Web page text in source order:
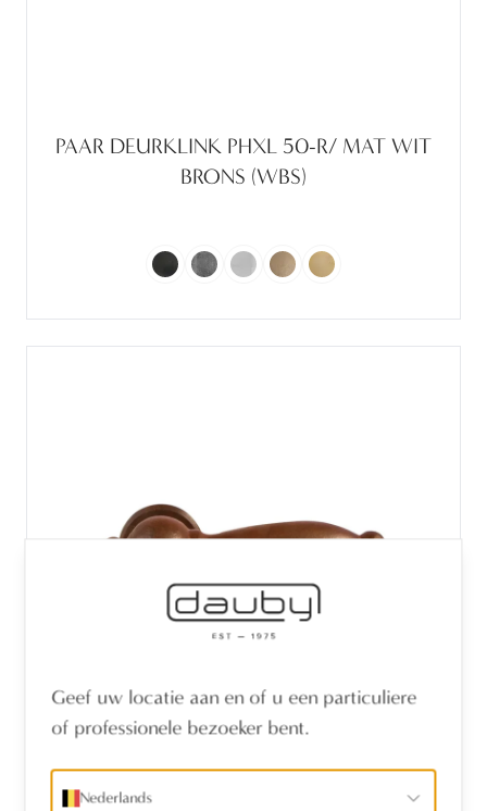
PAAR DEURKLINK PHXL 50-R/ MAT WIT
BRONS (WBS)
PAAR DEURKLINK BE1218 50-R/ ROEST
Geef uw locatie aan en of u een particuliere
of professionele bezoeker bent.
Nederlands